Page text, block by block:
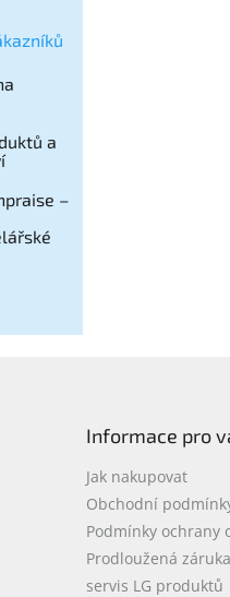
a
–
Informace pro
Jak nakupovat
Obchodní
Podmínky ochrany
Prodloužená
servis LG produktů